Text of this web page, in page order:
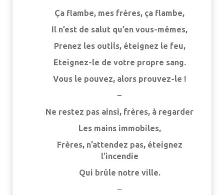
Ça flambe, mes frères, ça flambe,
Il n’est de salut qu’en vous-mêmes,
Prenez les outils, éteignez le feu,
Eteignez-le de votre propre sang.
Vous le pouvez, alors prouvez-le !
–
Ne restez pas ainsi, frères, à regarder
Les mains immobiles,
Frères, n’attendez pas, éteignez
l’incendie
Qui brûle notre ville.
–